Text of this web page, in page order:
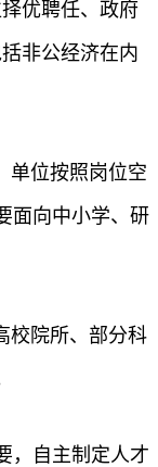
优聘任、政府
非公经济在内
单位按照岗位空
面向中小学、研
校院所、部分科
，自主制定人才